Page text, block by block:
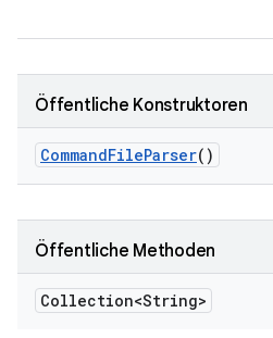
Öffentliche Konstruktoren
CommandFileParser()
Öffentliche Methoden
Collection<String>